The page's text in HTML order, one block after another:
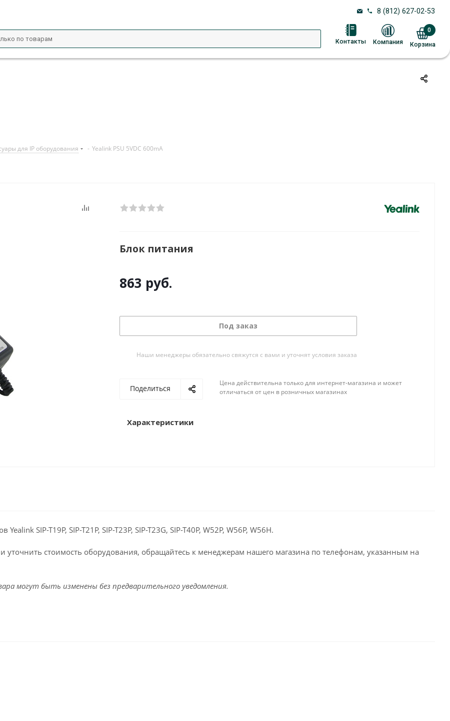
8 (812) 627-02-53
Контакты Компания Корзина
0
для IP оборудования - Yealink PSU 5VDC 600mA
Блок питания
863 руб.
Под заказ
Наши менеджеры обязательно свяжутся с вами и уточнят условия заказа
Поделиться
Цена действительна только для интернет-магазина и может
отличаться от цен в розничных магазинах
Характеристики
SIP-T19P, SIP-T21P, SIP-T23P, SIP-T23G, SIP-T40P, W52P, W56P, W56H.
уточнить стоимость оборудования, обращайтесь к менеджерам нашего магазина по телефонам, указанным на
могут быть изменены без предварительного уведомления.